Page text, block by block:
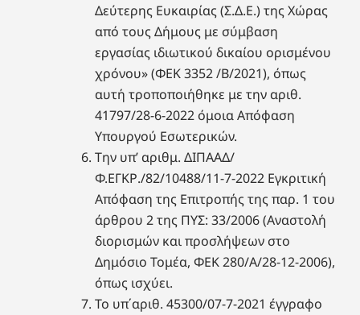
Δεύτερης Ευκαιρίας (Σ.Δ.Ε.) της Χώρας
από τους Δήμους με σύμβαση
εργασίας ιδιωτικού δικαίου ορισμένου
χρόνου» (ΦΕΚ 3352 /Β/2021), όπως
αυτή τροποποιήθηκε με την αριθ.
41797/28-6-2022 όμοια Απόφαση
Υπουργού Εσωτερικών.
Την υπ’ αριθμ. ΔΙΠΑΑΔ/
Φ.ΕΓΚΡ./82/10488/11-7-2022 Εγκριτική
Απόφαση της Επιτροπής της παρ. 1 του
άρθρου 2 της ΠΥΣ: 33/2006 (Αναστολή
διορισμών και προσλήψεων στο
Δημόσιο Τομέα, ΦΕΚ 280/Α/28-12-2006),
όπως ισχύει.
Το υπ΄αριθ. 45300/07-7-2021 έγγραφο